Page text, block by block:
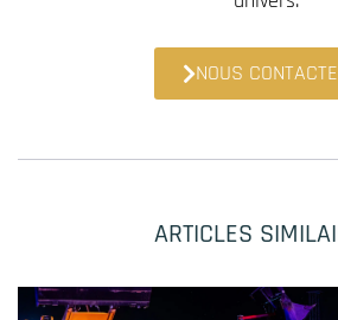
NOUS
ARTICLES